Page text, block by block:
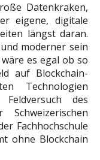
Datenkraken,
eigene, digitale
längst daran.
moderner sein
es egal ob so
auf Blockchain-
Technologien
des
Schweizerischen
Fachhochschule
ohne Blockchain